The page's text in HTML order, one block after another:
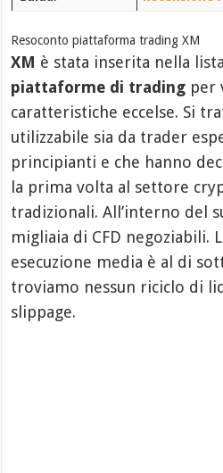
Resoconto piattaforma trading XM
XM è stata inserita nella
piattaforme di trading per
caratteristiche eccelse. Si
utilizzabile sia da trader
principianti e che hanno
la prima volta al settore
tradizionali. All’interno del
migliaia di CFD negoziabili.
esecuzione media è al di
troviamo nessun riciclo di
slippage.